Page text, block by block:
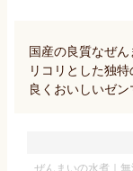
国産の良質なぜ
リコリとした独
良くおいしいゼン
ぜんまいの水煮｜